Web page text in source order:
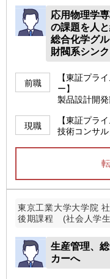
応用物理学
の課題を人
総合化学グ
財閥系シン
前職
【東証プラ
ー】
製品設計開発
現職
【東証プラ
技術コンサル
東京工業大学大学院
後期課程 (社会人学
生産管理、
カーへ